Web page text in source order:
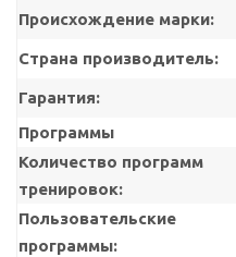
Происхождение марки:
Страна производитель:
Гарантия:
Программы
Количество программ
тренировок:
Пользовательские
программы: